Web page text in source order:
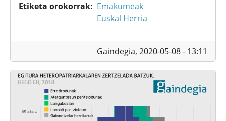
Etiketa orokorrak
Emakumeak
Euskal Herria
Gaindegia, 2020-05-08 - 13:11